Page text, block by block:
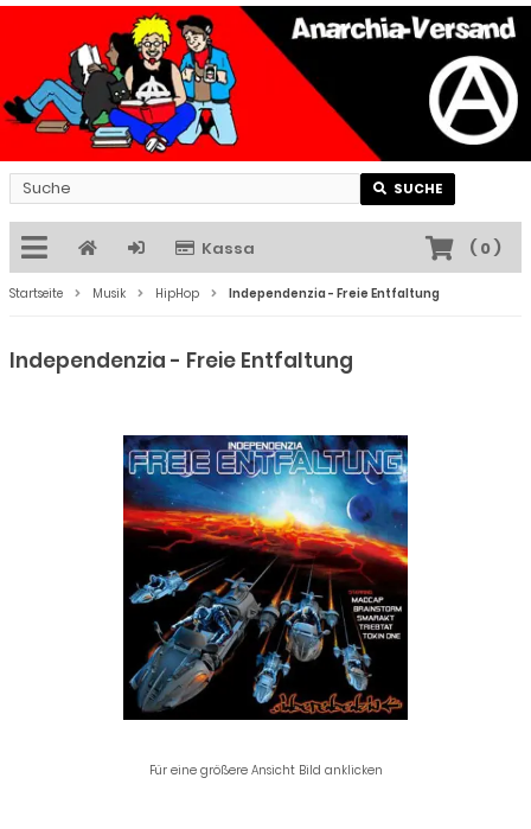
SUCHE
Kassa ( 0)
Startseite Musik HipHop Independenzia - Freie Entfaltung
Independenzia - Freie Entfaltung
Für eine größere Ansicht Bild anklicken